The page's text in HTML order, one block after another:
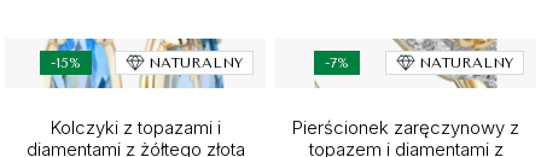
-15% NATURALNY
Kolczyki z topazami i
diamentami z żółtego złota
-7% NATURALNY
Pierścionek zaręczynowy z
topazem i diamentami z